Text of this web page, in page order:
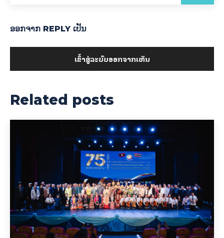
ອອກ​ຈາກ REPLY ເປັນ
ເຂົ້າ​ສູ່​ລະ​ບົບ​ອອກ​ຈາກ​ເຫັນ
Related posts